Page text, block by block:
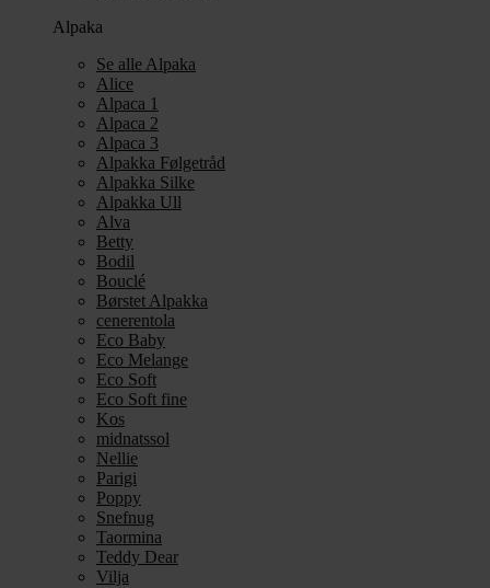
Alpaka
Se alle Alpaka
Alice
Alpaca 1
Alpaca 2
Alpaca 3
Alpakka Følgetråd
Alpakka Silke
Alpakka Ull
Alva
Betty
Bodil
Bouclé
Børstet Alpakka
cenerentola
Eco Baby
Eco Melange
Eco Soft
Eco Soft fine
Kos
midnatssol
Nellie
Parigi
Poppy
Snefnug
Taormina
Teddy Dear
Vilja